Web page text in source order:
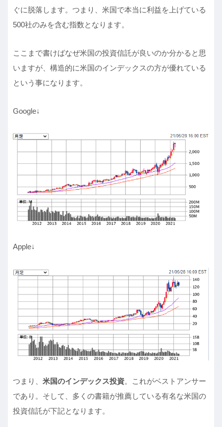
ぐに脱落します。つまり、米国で本当に利益を上げている
500社のみを含む指数となります。
ここまで書けばなぜ米国の投資信託が良いのか分かると思
いますが、構造的に米国のインデックスの方が優れている
という事になります。
Google↓
Apple↓
つまり、 米国のインデックス投資。これがベストアンサー
であり。そして、多くの書籍が推薦している有名な米国の
投資信託が下記となります。